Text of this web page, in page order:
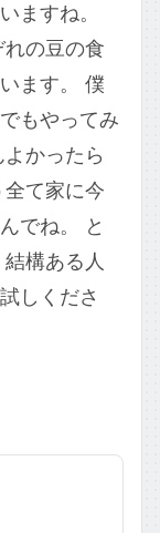
ますね。
の豆の食
ます。 僕
もやってみ
かったら
て家に今
でね。 と
構ある人
しくださ